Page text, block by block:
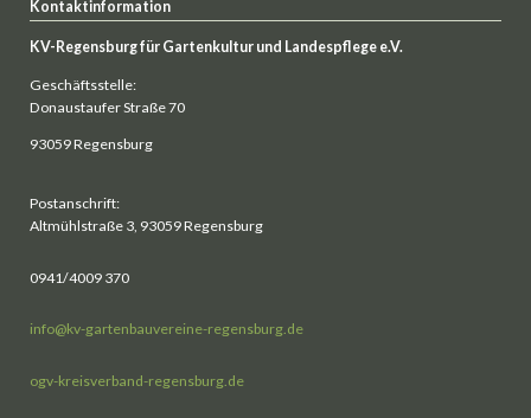
Kontaktinformation
KV-Regensburg für Gartenkultur und Landespflege e.V.
Geschäftsstelle:
Donaustaufer Straße 70
93059 Regensburg
Postanschrift:
Altmühlstraße 3, 93059 Regensburg
0941/4009 370
info@kv-gartenbauvereine-regensburg.de
ogv-kreisverband-regensburg.de